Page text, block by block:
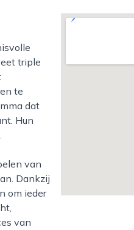
triple
te
dat
Hun
Dankzij
om ieder
van